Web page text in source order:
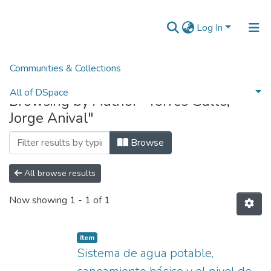
Log In
Communities & Collections
All of DSpace
Normativas
Home Browse by Author
Browsing by Author "Torres Gallo,
Jorge Anival"
Browse
All browse results
Now showing 1 - 1 of 1
Item
Sistema de agua potable,